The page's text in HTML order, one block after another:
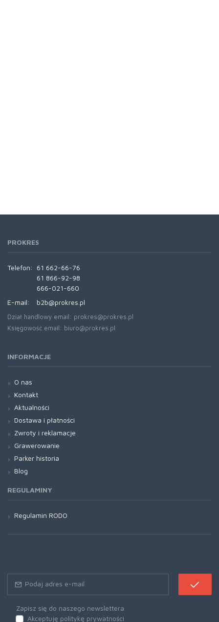
PROKRES
Telefon:
61 662-66-76
61 866-92-98
666-021-660
E-mail:
b2b@prokres.pl
Dział handlowy email: prokres@prokres.pl
Księgowość email: biuro@prokres.pl
INFORMACJE
O nas
Kontakt
Aktualności
Dostawa i płatności
Zwroty i reklamacje
Grawerowanie
Parker historia
Blog
REGULAMINY
Regulamin RODO
Zapisz się do naszego newslettera
Akceptuję politykę prywatności